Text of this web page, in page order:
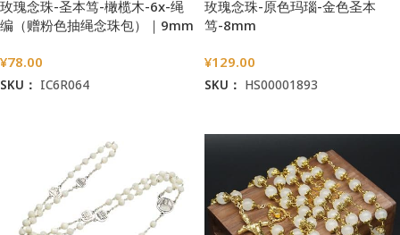
玫瑰念珠-圣本笃-橄榄木-6x-绳
编（赠粉色抽绳念珠包）｜9mm
¥78.00
SKU： IC6R064
玫瑰念珠-原色玛瑙-金色圣本
笃-8mm
¥129.00
SKU： HS00001893